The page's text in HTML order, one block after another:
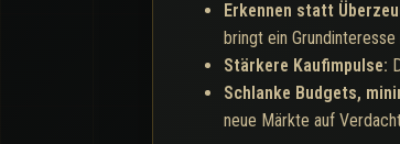
Erkennen statt
bringt ein Grundinteresse
Stärkere Kaufimpulse:
Schlanke Budgets,
neue Märkte auf